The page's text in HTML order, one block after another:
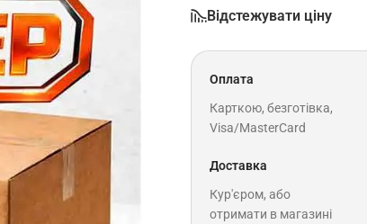
Відстежувати ціну
Оплата
Карткою, безготівка,
Visa/MasterCard
Доставка
Кур'єром, або
отримати в магазині